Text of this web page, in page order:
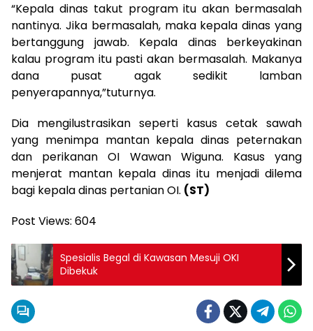
“Kepala dinas takut program itu akan bermasalah
nantinya. Jika bermasalah, maka kepala dinas yang
bertanggung jawab. Kepala dinas berkeyakinan
kalau program itu pasti akan bermasalah. Makanya
dana pusat agak sedikit lamban
penyerapannya,”tuturnya.
Dia mengilustrasikan seperti kasus cetak sawah
yang menimpa mantan kepala dinas peternakan
dan perikanan OI Wawan Wiguna. Kasus yang
menjerat mantan kepala dinas itu menjadi dilema
bagi kepala dinas pertanian OI. (ST)
Post Views: 604
Spesialis Begal di Kawasan Mesuji OKI
Dibekuk